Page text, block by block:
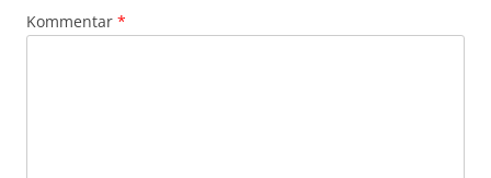
Kommentar *